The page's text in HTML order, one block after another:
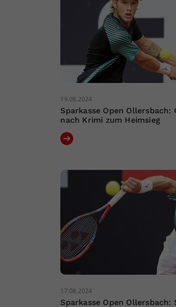
19.08.2024
Sparkasse Open Ollersbach:
nach Krimi zum Heimsieg
17.08.2024
Sparkasse Open Ollersbach: